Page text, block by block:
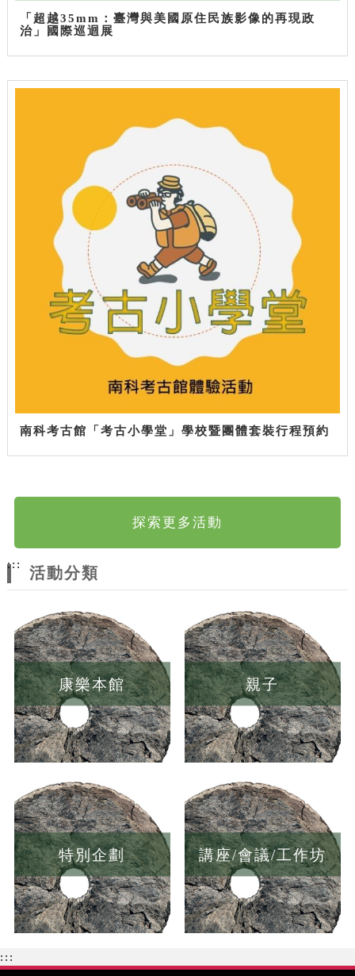
「超越35mm：臺灣與美國原住民族影像的再現政
治」國際巡迴展
南科考古館「考古小學堂」學校暨團體套裝行程預約
探索更多活動
:::
活動分類
康樂本館 親子
特別企劃 講座/會議/工作坊
:::